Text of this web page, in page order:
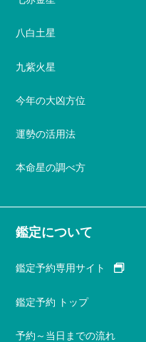
八白土星
九紫火星
今年の大凶方位
運勢の活用法
本命星の調べ方
鑑定について
鑑定予約専用サイト
鑑定予約 トップ
予約～当日までの流れ